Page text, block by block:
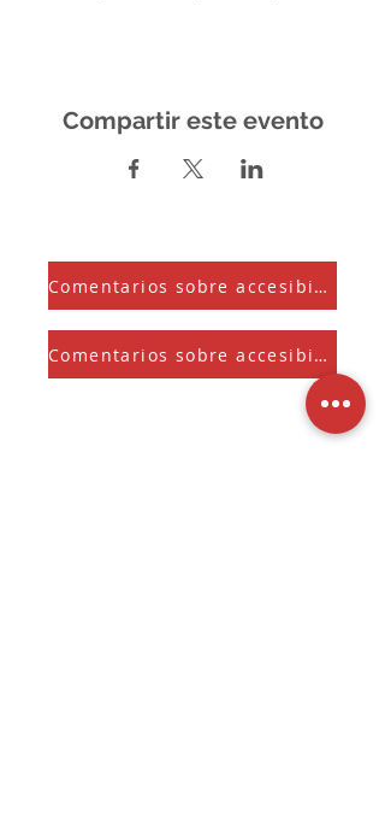
Compartir este evento
Comentarios sobre accesibilidad
Comentarios sobre accesibilidad
Suscríbete a nuestra Newsletter